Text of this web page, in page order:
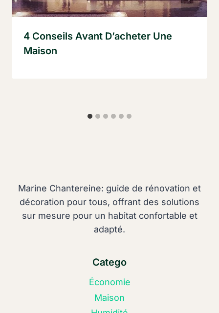
4 Conseils Avant D’acheter Une
Maison
Marine Chantereine: guide de rénovation et
décoration pour tous, offrant des solutions
sur mesure pour un habitat confortable et
adapté.
Catego
Économie
Maison